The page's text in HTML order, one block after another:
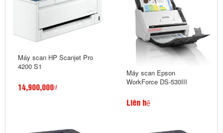
Máy scan HP Scanjet Pro
4200 S1
14,900,000₫
Máy scan Epson
WorkForce DS-530III
Liên hệ